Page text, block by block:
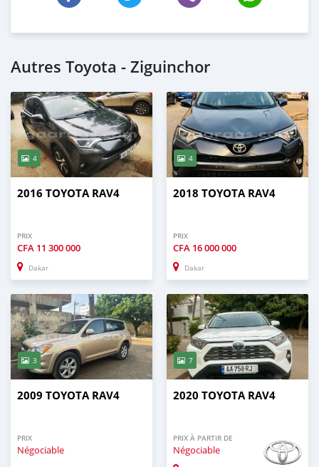
Autres Toyota - Ziguinchor
4
2016 TOYOTA RAV4
PRIX
CFA 11 300 000
Dakar
4
2018 TOYOTA RAV4
PRIX
CFA 16 000 000
Dakar
3
2009 TOYOTA RAV4
PRIX
Négociable
7
2020 TOYOTA RAV4
PRIX À PARTIR DE
Négociable